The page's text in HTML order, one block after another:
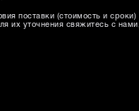
поставки (стоимость и
их уточнения свяжитесь с